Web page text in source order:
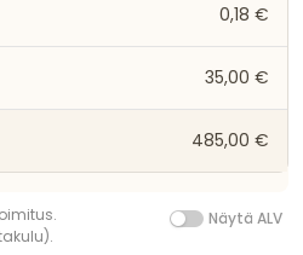
0,18 €
35,00 €
485,00 €
Näytä ALV